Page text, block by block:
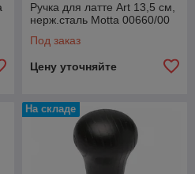
Ручка для латте Art 13,5 см,
нерж.сталь Motta 00660/00
Под заказ
Цену уточняйте
На складе